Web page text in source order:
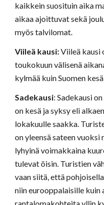
kaikkein suosituin aika
aikaa ajoittuvat sekä
myös talvilomat.
Viileä kausi:Viileä kausi
toukokuun välisenä
kylmää kuin Suomen
Sadekausi: Sadekausi
on kesä ja syksy eli
lokakuulle saakka.
on yleensä sateen
lyhyinä voimakkaina
tulevat öisin. Turistien
vaan siitä, että
niin eurooppalaisille